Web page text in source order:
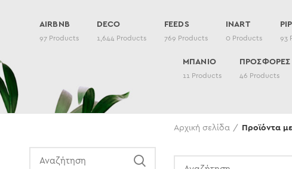
AIRBNB
97 Products
DECO
1,644 Products
FEEDS
769 Products
INART
0 Products
PIP
93
ΜΠΑΝΙΟ
11 Products
ΠΡΟΣΦΟΡΕΣ
46 Products
Αρχική σελίδα Προϊόντα